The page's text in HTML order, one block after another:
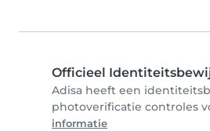
Officieel
Adisa heeft een
photoverificatie controles
informatie